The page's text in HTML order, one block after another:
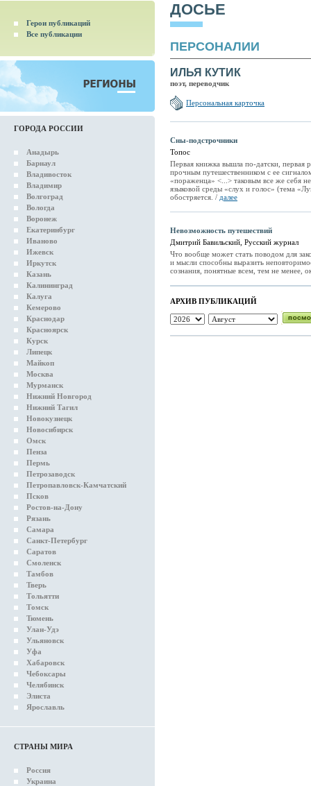
Герои публикаций
Все публикации
ГОРОДА РОССИИ
Анадырь
Барнаул
Владивосток
Владимир
Волгоград
Вологда
Воронеж
Екатеринбург
Иваново
Ижевск
Иркутск
Казань
Калининград
Калуга
Кемерово
Краснодар
Красноярск
Курск
Липецк
Майкоп
Москва
Мурманск
Нижний Новгород
Нижний Тагил
Новокузнецк
Новосибирск
Омск
Пенза
Пермь
Петрозаводск
Петропавловск-Камчатский
Псков
Ростов-на-Дону
Рязань
Самара
Санкт-Петербург
Саратов
Смоленск
Тамбов
Тверь
Тольятти
Томск
Тюмень
Улан-Удэ
Ульяновск
Уфа
Хабаровск
Чебоксары
Челябинск
Элиста
Ярославль
СТРАНЫ МИРА
Россия
Украина
ДОСЬЕ
ПЕРСОНАЛИИ
ИЛЬЯ КУТИК
поэт, переводчик
Персональная карточка
Сны-подстрочники
Топос
Первая книжка вышла по-датски, первая
прочным путешественником с ее
«пораженца» <...> таковым все же себя
языковой среды «слух и голос» (тема
обостряется. / далее
Невозможность путешествий
Дмитрий Бавильский, Русский журнал
Что вообще может стать поводом для
и мысли способны выразить
сознания, понятные всем, тем не менее,
АРХИВ ПУБЛИКАЦИЙ